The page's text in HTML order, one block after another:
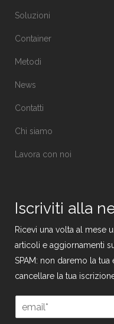
Soluzioni
Container
Metodi
News
Contatti
Chi siamo
Lavora con noi
Iscriviti alla
Ricevi una volta al mese
articoli e aggiornamenti
SPAM: non daremo la
cancellare la tua
*
D
m